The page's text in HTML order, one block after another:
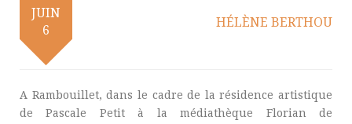
JUIN
6
HÉLÈNE BERTHOU
A Rambouillet, dans le cadre de la résidence artistique
de Pascale Petit à la médiathèque Florian de